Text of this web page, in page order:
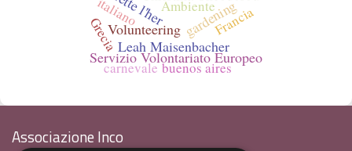
gardening
Leah Maisenbacher
Servizio Volontariato Europeo
Volunteering
Ambiente
buenos aires
carnevale
Francia
Grecia
italiano
Associazione Inco